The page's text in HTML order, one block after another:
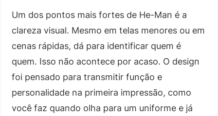
Um dos pontos mais fortes de He-Man é a
clareza visual. Mesmo em telas menores ou em
cenas rápidas, dá para identificar quem é
quem. Isso não acontece por acaso. O design
foi pensado para transmitir função e
personalidade na primeira impressão, como
você faz quando olha para um uniforme e já